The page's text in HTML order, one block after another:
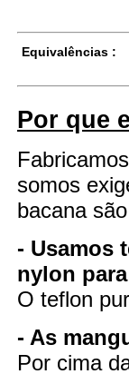
Equivalências :
Por que
somos
bacana
- Usamos
nylon
O teflon
- As
Por cima